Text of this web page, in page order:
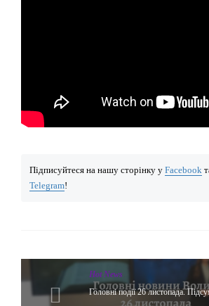
Підписуйтеся на нашу сторінку у Facebook
Telegram!
Hot News
Головні події 26 листопада.